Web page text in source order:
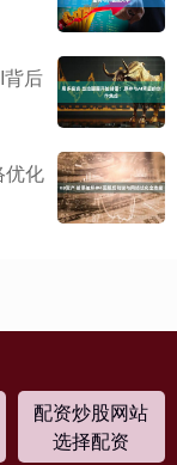
后
优化
配资炒股网站
选择配资